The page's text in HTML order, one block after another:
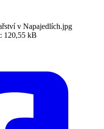
v Napajedlích.jpg
120,55 kB